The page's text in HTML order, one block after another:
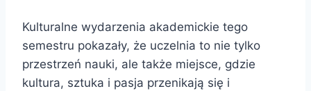
Kulturalne wydarzenia akademickie tego
semestru pokazały, że uczelnia to nie tylko
przestrzeń nauki, ale także miejsce, gdzie
kultura, sztuka i pasja przenikają się i